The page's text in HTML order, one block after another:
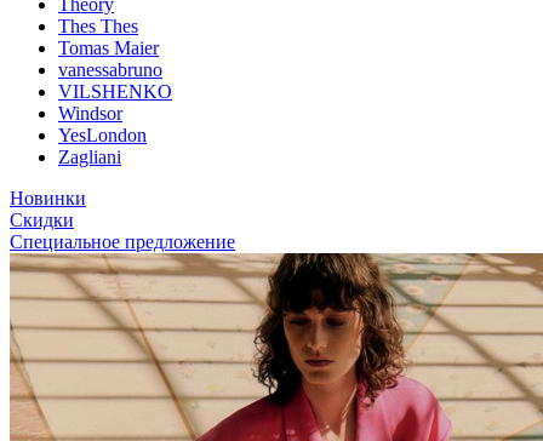
Theory
Thes Thes
Tomas Maier
vanessabruno
VILSHENKO
Windsor
YesLondon
Zagliani
Новинки
Скидки
Специальное предложение